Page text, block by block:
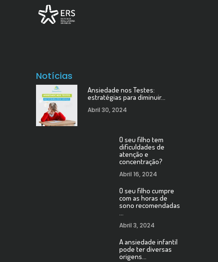
Notícias
Ansiedade nos Testes:
estratégias para diminuir…
Abril 30, 2024
O seu filho tem
dificuldades de
atenção e
concentração?
Abril 16, 2024
O seu filho cumpre
com as horas de
sono recomendadas
…
Abril 3, 2024
A ansiedade infantil
pode ter diversas
origens…